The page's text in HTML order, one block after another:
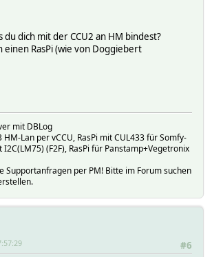
du dich mit der CCU2 an HM bindest?
einen RasPi (wie von Doggiebert
mit DBLog
HM-Lan per vCCU, RasPi mit CUL433 für Somfy-
I2C(LM75) (F2F), RasPi für Panstamp+Vegetronix
Supportanfragen per PM! Bitte im Forum suchen
#6